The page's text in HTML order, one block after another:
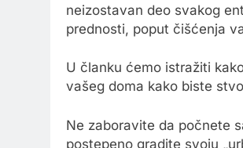
neizostavan deo svakog
prednosti, poput čišćenja
U članku ćemo istražiti
vašeg doma kako biste
Ne zaboravite da počnete
postepeno gradite svoju